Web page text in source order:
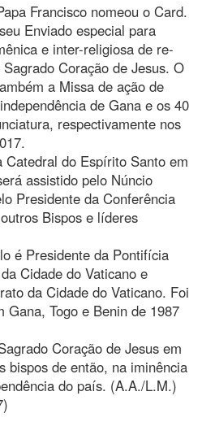
Francisco nomeou o Card.
Enviado especial para
e inter-religiosa de re-
Coração de Jesus. O
a Missa de ação de
de Gana e os 40
respectivamente nos
do Espírito Santo em
assistido pelo Núncio
Presidente da Conferência
Bispos e líderes
é Presidente da Pontifícia
Cidade do Vaticano e
da Cidade do Vaticano. Foi
Gana, Togo e Benin de 1987
Coração de Jesus em
bispos de então, na iminência
do país. (A.A./L.M.)